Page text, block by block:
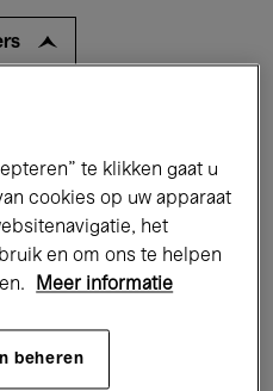
Films
& Debatten
Global Music
te klikken gaat u
cookies op uw apparaat
het
en om ons te helpen
Meer informatie
beheren